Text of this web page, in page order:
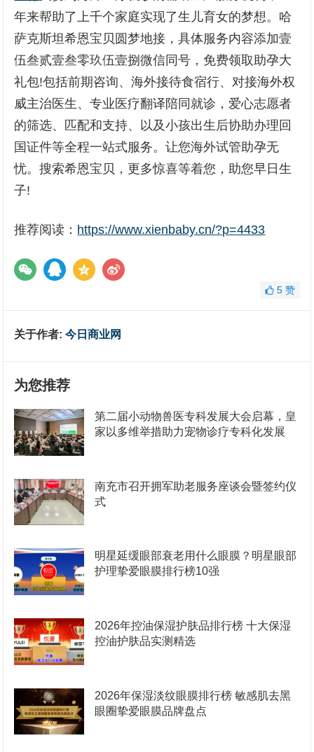
年来帮助了上千个家庭实现了生儿育女的梦想。哈
萨克斯坦希恩宝贝圆梦地接，具体服务内容添加壹
伍叁贰壹叁零玖伍壹捌微信同号，免费领取助孕大
礼包!包括前期咨询、海外接待食宿行、对接海外权
威主治医生、专业医疗翻译陪同就诊，爱心志愿者
的筛选、匹配和支持、以及小孩出生后协助办理回
国证件等全程一站式服务。让您海外试管助孕无
忧。搜索希恩宝贝，更多惊喜等着您，助您早日生
子!
推荐阅读： https://www.xienbaby.cn/?p=4433
5 赞
关于作者:今日商业网
为您推荐
第二届小动物兽医专科发展大会启幕，皇
家以多维举措助力宠物诊疗专科化发展
南充市召开拥军助老服务座谈会暨签约仪
式
明星延缓眼部衰老用什么眼膜？明星眼部
护理挚爱眼膜排行榜10强
2026年控油保湿护肤品排行榜 十大保湿
控油护肤品实测精选
2026年保湿淡纹眼膜排行榜 敏感肌去黑
眼圈挚爱眼膜品牌盘点